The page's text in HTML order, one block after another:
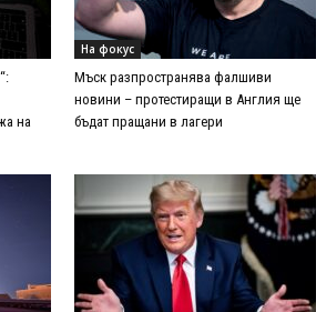
на
На фокус
Мъск разпространява фалшиви
новини – протестиращи в Англия ще
бъдат пращани в лагери